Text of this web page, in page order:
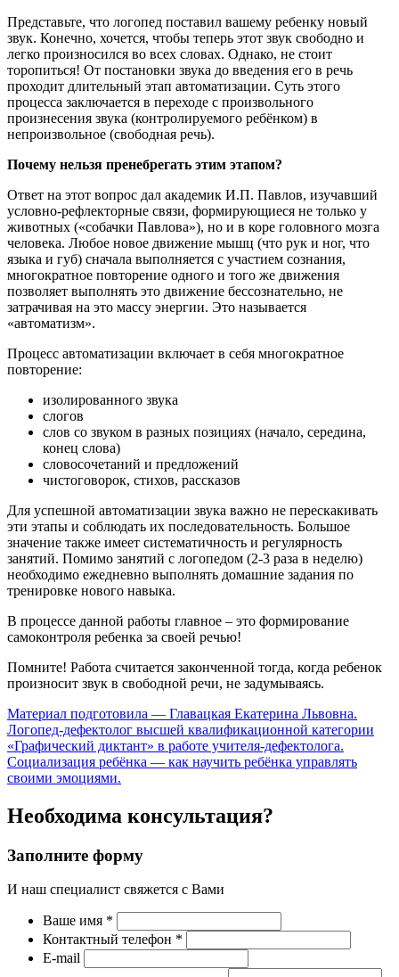
Представьте, что логопед поставил вашему ребенку новый
звук. Конечно, хочется, чтобы теперь этот звук свободно и
легко произносился во всех словах. Однако, не стоит
торопиться! От постановки звука до введения его в речь
проходит длительный этап автоматизации. Суть этого
процесса заключается в переходе с произвольного
произнесения звука (контролируемого ребёнком) в
непроизвольное (свободная речь).
Почему нельзя пренебрегать этим этапом?
Ответ на этот вопрос дал академик И.П. Павлов, изучавший
условно-рефлекторные связи, формирующиеся не только у
животных («собачки Павлова»), но и в коре головного мозга
человека. Любое новое движение мышц (что рук и ног, что
языка и губ) сначала выполняется с участием сознания,
многократное повторение одного и того же движения
позволяет выполнять это движение бессознательно, не
затрачивая на это массу энергии. Это называется
«автоматизм».
Процесс автоматизации включает в себя многократное
повторение:
изолированного звука
слогов
слов со звуком в разных позициях (начало, середина,
конец слова)
словосочетаний и предложений
чистоговорок, стихов, рассказов
Для успешной автоматизации звука важно не перескакивать
эти этапы и соблюдать их последовательность. Большое
значение также имеет систематичность и регулярность
занятий. Помимо занятий с логопедом (2-3 раза в неделю)
необходимо ежедневно выполнять домашние задания по
тренировке нового навыка.
В процессе данной работы главное – это формирование
самоконтроля ребенка за своей речью!
Помните! Работа считается законченной тогда, когда ребенок
произносит звук в свободной речи, не задумываясь.
Материал подготовила — Главацкая Екатерина Львовна.
Логопед-дефектолог высшей квалификационной категории
Навигация
по
«Графический диктант» в работе учителя-дефектолога.
Социализация ребёнка — как научить ребёнка управлять
своими эмоциями.
Необходима консультация?
Заполните форму
И наш специалист свяжется с Вами
Ваше имя *
Контактный телефон *
Е-mail